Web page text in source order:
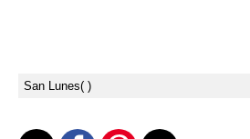
San Lunes( )